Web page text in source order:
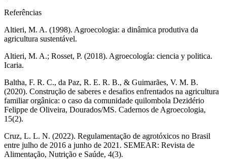
Referências
Altieri, M. A. (1998). Agroecologia: a dinâmica produtiva da
agricultura sustentável.
Altieri, M. A.; Rosset, P. (2018). Agroecología: ciencia y politica.
Icaria.
Baltha, F. R. C., da Paz, R. E. R. B., & Guimarães, V. M. B.
(2020). Construção de saberes e desafios enfrentados na agricultura
familiar orgânica: o caso da comunidade quilombola Dezidério
Felippe de Oliveira, Dourados/MS. Cadernos de Agroecologia,
15(2).
Cruz, L. L. N. (2022). Regulamentação de agrotóxicos no Brasil
entre julho de 2016 a junho de 2021. SEMEAR: Revista de
Alimentação, Nutrição e Saúde, 4(3).